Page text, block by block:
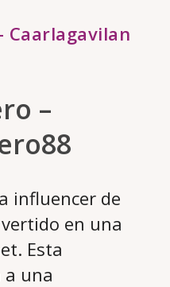
–
influencer de
en una
Esta
una